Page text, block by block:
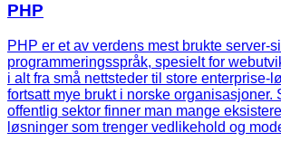
PHP
PHP er et av verdens mest brukte server-
programmeringsspråk, spesielt for
i alt fra små nettsteder til store enterprise-
fortsatt mye brukt i norske organisasjoner.
offentlig sektor finner man mange
løsninger som trenger vedlikehold og